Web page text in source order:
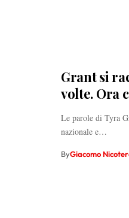
Grant si
volte. Ora
Le parole di Tyra
nazionale e…
ByGiacomo